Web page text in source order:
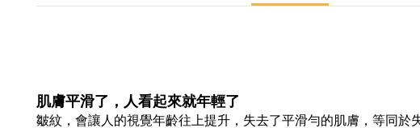
肌膚平滑了，人看起來就年輕了
皺紋，會讓人的視覺年齡往上提升，失去了平滑勻的肌膚，等同